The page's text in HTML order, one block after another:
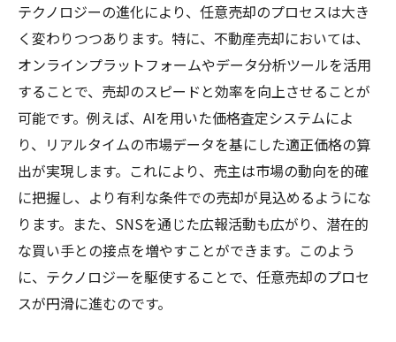
任意売却サポート会社の選び方とその利点
市場動向を見極める任意売却での不動産価格設
定
経済トレンドが任意売却市場に与える影響
地域特性を考慮した不動産価格の設定方法
競合物件との比較による適正価格の決定
任意売却における価格設定の心理学
市場分析をサポートするデータとツール
価格交渉を成功させるためのポイント
安心な任意売却不動産売却を成功させる専門家
の役割
テクノロジーの進化により、任意売却のプロセスは大き
く変わりつつあります。特に、不動産売却においては、
オンラインプラットフォームやデータ分析ツールを活用
することで、売却のスピードと効率を向上させることが
可能です。例えば、AIを用いた価格査定システムによ
り、リアルタイムの市場データを基にした適正価格の算
出が実現します。これにより、売主は市場の動向を的確
に把握し、より有利な条件での売却が見込めるようにな
ります。また、SNSを通じた広報活動も広がり、潜在的
な買い手との接点を増やすことができます。このよう
に、テクノロジーを駆使することで、任意売却のプロセ
スが円滑に進むのです。